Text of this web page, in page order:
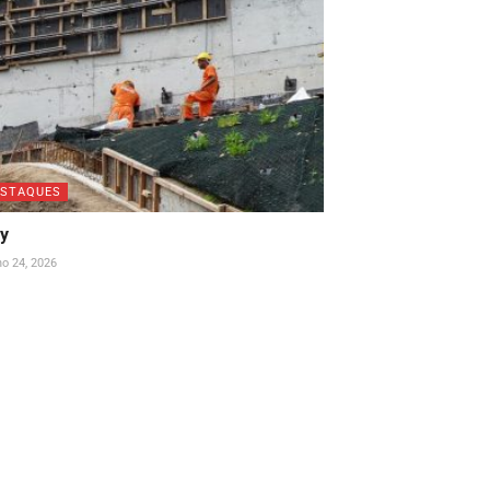
24, 2026